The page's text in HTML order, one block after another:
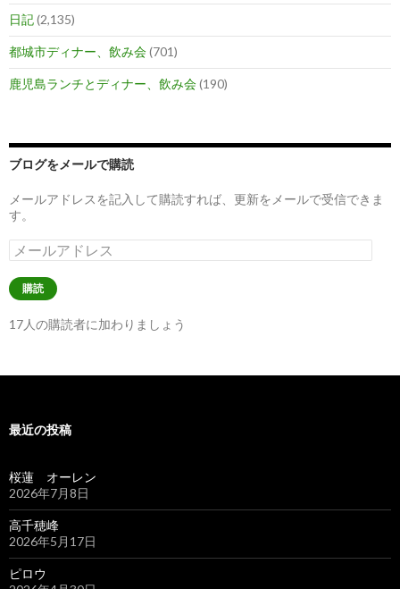
日記(2,135)
都城市ディナー、飲み会(701)
鹿児島ランチとディナー、飲み会(190)
ブログをメールで購読
メールアドレスを記入して購読すれば、更新をメールで受信できま
す。
メ
ー
ル
ア
レ
購読
17人の購読者に加わりましょう
最近の投稿
桜蓮 オーレン
2026年7月8日
高千穂峰
2026年5月17日
ピロウ